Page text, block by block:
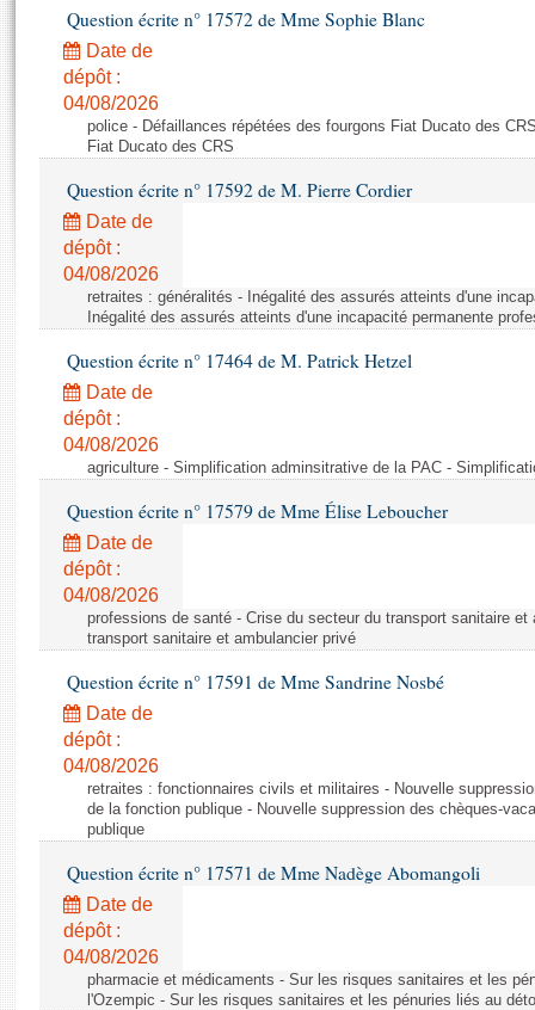
Projets de loi
Propositions de loi
Amendements
Textes adoptés
Rapports législatifs
Rapports sur l'application des lois
Baromètre de l’application des lois
Dossiers législatifs
Budget et sécurité sociale
Questions écrites et orales
Comptes rendus des débats
Histoire
Juniors
Anciennes législatures
Contacts et plan d'accès
Photos libres de droit
Question écrite n° 17572 de Mme Sophie Blanc
Date de
dépôt :
04/08/2026
police - Défaillances répétées des fourgons Fiat Ducato des
Fiat Ducato des CRS
Question écrite n° 17592 de M. Pierre Cordier
Date de
dépôt :
04/08/2026
retraites : généralités - Inégalité des assurés atteints d'une
Inégalité des assurés atteints d'une incapacité permanente
Question écrite n° 17464 de M. Patrick Hetzel
Date de
dépôt :
04/08/2026
agriculture - Simplification adminsitrative de la PAC -
Question écrite n° 17579 de Mme Élise Leboucher
Date de
dépôt :
04/08/2026
professions de santé - Crise du secteur du transport sanitaire
transport sanitaire et ambulancier privé
Question écrite n° 17591 de Mme Sandrine Nosbé
Date de
dépôt :
04/08/2026
retraites : fonctionnaires civils et militaires - Nouvelle
de la fonction publique - Nouvelle suppression des chèques-
publique
Question écrite n° 17571 de Mme Nadège Abomangoli
Date de
dépôt :
04/08/2026
pharmacie et médicaments - Sur les risques sanitaires et les
l'Ozempic - Sur les risques sanitaires et les pénuries liés au